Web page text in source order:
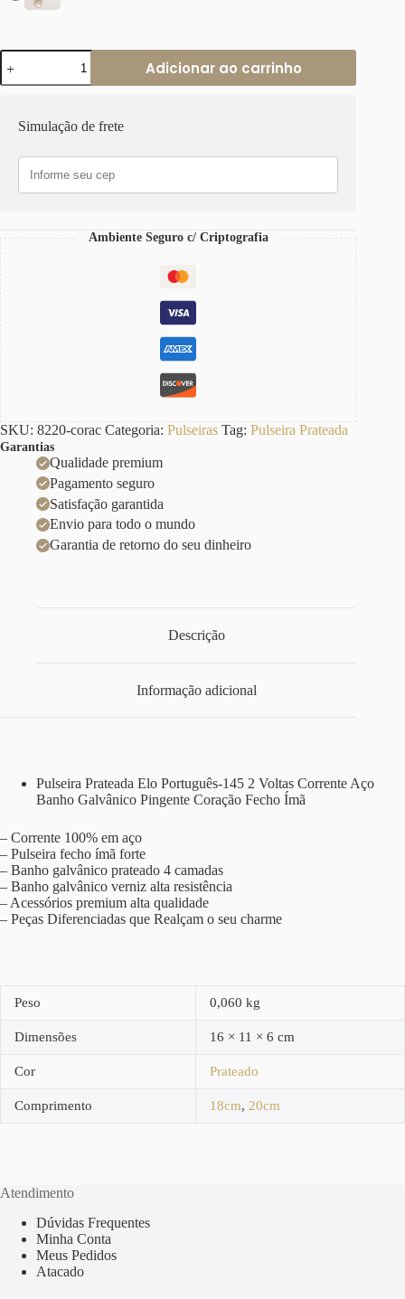
Pulseira
Coração
Plano
145
Aço
Fecho
Ímã
Adicionar ao carrinho
Simulação de frete
Ambiente Seguro c/ Criptografia
SKU: 8220-corac Categoria: Pulseiras Tag: Pulseira Prateada
Garantias
Qualidade premium
Pagamento seguro
Satisfação garantida
Envio para todo o mundo
Garantia de retorno do seu dinheiro
Descrição
Informação adicional
Pulseira Prateada Elo Português-145 2 Voltas Corrente Aço
Banho Galvânico Pingente Coração Fecho Ímã
– Corrente 100% em aço
– Pulseira fecho ímã forte
– Banho galvânico prateado 4 camadas
– Banho galvânico verniz alta resistência
– Acessórios premium alta qualidade
– Peças Diferenciadas que Realçam o seu charme
Peso 0,060 kg
Dimensões 16 × 11 × 6 cm
Cor Prateado
Comprimento 18cm, 20cm
Atendimento
Dúvidas Frequentes
Minha Conta
Meus Pedidos
Atacado